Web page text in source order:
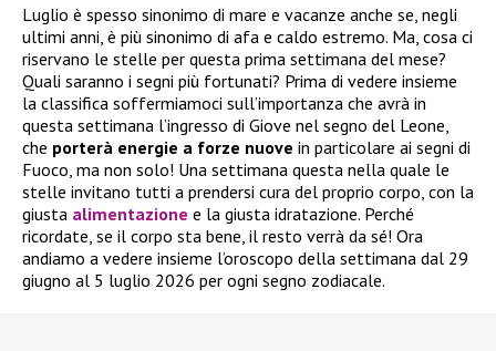
Luglio è spesso sinonimo di mare e vacanze anche se, negli
ultimi anni, è più sinonimo di afa e caldo estremo. Ma, cosa ci
riservano le stelle per questa prima settimana del mese?
Quali saranno i segni più fortunati? Prima di vedere insieme
la classifica soffermiamoci sull’importanza che avrà in
questa settimana l’ingresso di Giove nel segno del Leone,
che porterà energie a forze nuove in particolare ai segni di
Fuoco, ma non solo! Una settimana questa nella quale le
stelle invitano tutti a prendersi cura del proprio corpo, con la
giusta alimentazione e la giusta idratazione. Perché
ricordate, se il corpo sta bene, il resto verrà da sé! Ora
andiamo a vedere insieme l’oroscopo della settimana dal 29
giugno al 5 luglio 2026 per ogni segno zodiacale.